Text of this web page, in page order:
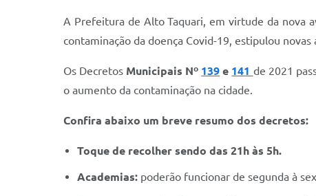
A Prefeitura de Alto Taquari, em virtude da nova
contaminação da doença Covid-19, estipulou
Os Decretos Municipais Nº 139 e 141 de 2021
o aumento da contaminação na cidade.
Confira abaixo um breve resumo dos decretos:
Toque de recolher sendo das 21h às 5h.
Academias: poderão funcionar de segunda à